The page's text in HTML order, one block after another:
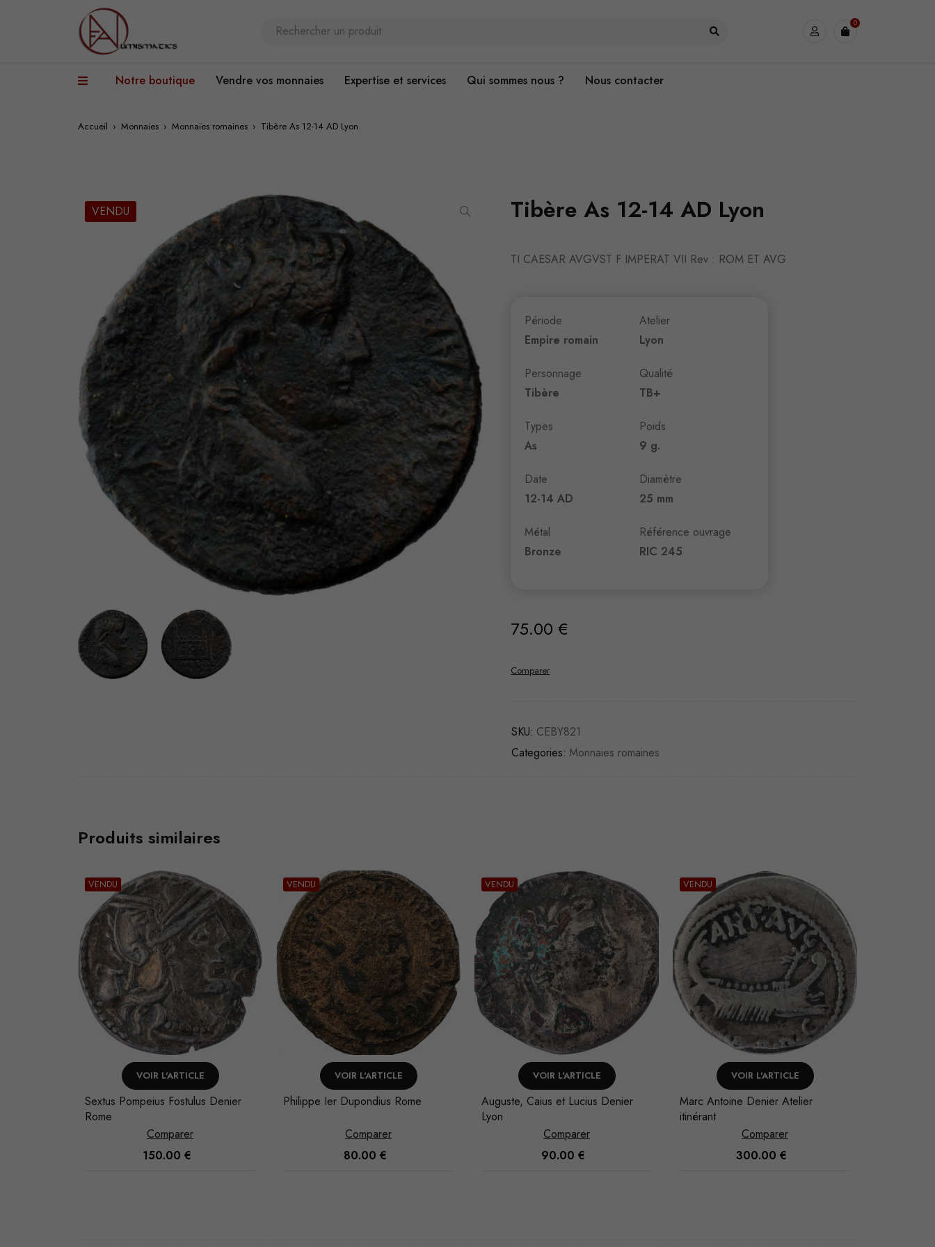
0
Notre boutique Vendre vos monnaies Expertise et services Qui sommes nous ? Nous contacter
Accueil › Monnaies › Monnaies romaines › Tibère As 12-14 AD Lyon
VENDU Tibère As 12-14 AD Lyon
TI CAESAR AVGVST F IMPERAT VII Rev : ROM ET AVG
Période
Empire romain
Personnage
Tibère
Types
As
Date
12-14 AD
Métal
Bronze
Atelier
Lyon
Qualité
TB+
Poids
9 g.
Diamètre
25 mm
Référence ouvrage
RIC 245
75.00€
Comparer
SKU: CEBY821
Categories: Monnaies romaines
Produits similaires
VENDU
VOIR L'ARTICLE
Sextus Pompeius Fostulus Denier
Rome
Comparer
150.00 €
VENDU
VOIR L'ARTICLE
Philippe Ier Dupondius Rome
Comparer
80.00 €
VENDU
VOIR L'ARTICLE
Auguste, Caius et Lucius Denier
Lyon
Comparer
90.00 €
VENDU
VOIR L'ARTICLE
Marc Antoine Denier Atelier
itinérant
Comparer
300.00 €